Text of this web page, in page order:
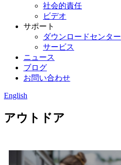
社会的責任
ビデオ
サポート
ダウンロードセンター
サービス
ニュース
ブログ
お問い合わせ
English
アウトドア